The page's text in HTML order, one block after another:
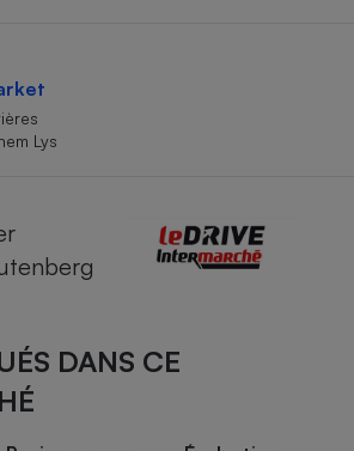
Lys
DANS CE
Cafetière à expressos